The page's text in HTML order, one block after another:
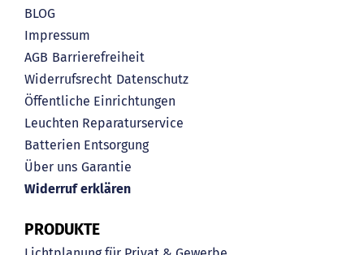
BLOG
Impressum
AGB Barrierefreiheit
Widerrufsrecht Datenschutz
Öffentliche Einrichtungen
Leuchten Reparaturservice
Batterien Entsorgung
Über uns Garantie
Widerruf erklären
PRODUKTE